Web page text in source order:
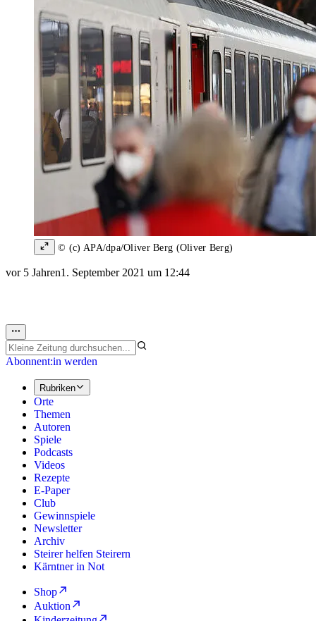
© (c) APA/dpa/Oliver Berg (Oliver Berg)
vor 5 Jahren1. September 2021 um 12:44
Abonnent:in werden
Rubriken
Orte
Themen
Autoren
Spiele
Podcasts
Videos
Rezepte
E-Paper
Club
Gewinnspiele
Newsletter
Archiv
Steirer helfen Steirern
Kärntner in Not
Shop
Auktion